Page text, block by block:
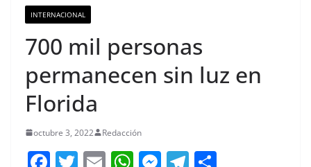
INTERNACIONAL
700 mil personas
permanecen sin luz en
Florida
octubre 3, 2022 Redacción